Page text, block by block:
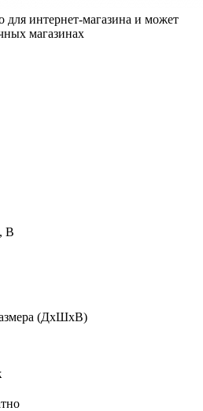
для интернет-магазина и может
магазинах
В
(ДхШхВ)